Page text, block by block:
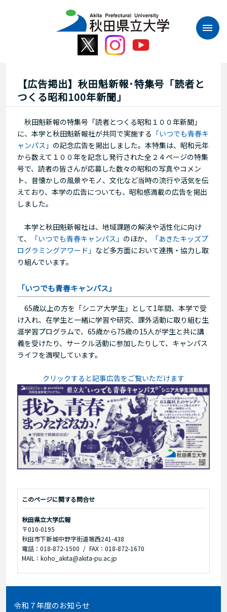
【広告掲出】秋田魁新報･特集号「読者と
つくる昭和100年新聞」
秋田魁新報の特集号「読者とつくる昭和１００年新聞」
に、本学と秋田魁新報社が共同で実施する 「いつでも青春キ
ャンパス」 の記念広告を掲出しました。本特集は、昭和元年
から数えて１００年を記念し発行された全２４ページの特集
号で、読者の皆さんが応募した数々の昭和の写真やコメン
ト、昔懐かしの風景やモノ、文化など当時の流行や活気を伝
えており、本学の広告についても、昭和感満載の広告を掲出
しました。
本学と秋田魁新報社は、地域課題の解決や活性化に向け
て、
「いつでも青春キャンパス」 のほか、
「あきたキッズプ
ログラミングアワード」 など多方面において連携・協力し取
り組んでいます。
「いつでも青春キャンパス」
65歳以上の方を「シニア大学生」として1年間、本学で受
け入れ、在学生と一緒に学習や研究、課外活動に取り組む生
涯学習プログラムで、65歳から75歳の15人が学生と共に講
義を受けたり、サークル活動に参加したりして、キャンパス
ライフを満喫しています。
クリックすると記事広告をご覧いただけます
このページに関する問合せ
秋田県立大学広報
〒010-0195
秋田市下新城中野字街道端西241-438
電話：018-872-1500
FAX：018-872-1670
MAIL：koho_akita@akita-pu.ac.jp
令和７年度のお知らせ